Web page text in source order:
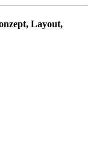
Layout,